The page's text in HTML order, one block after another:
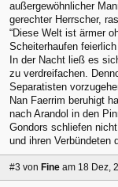
außergewöhnlicher
gerechter Herrscher,
“Diese Welt ist ärmer
Scheiterhaufen
In der Nacht ließ es
zu verdreifachen.
Separatisten
Nan Faerrim beruhigt
nach Arandol in den
Gondors schliefen
und ihren Verbündeten
#3 von Fine am 18 Dez,